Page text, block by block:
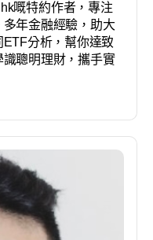
嘅特約作者，專注
年金融經驗，助大
分析，幫你達致
聰明理財，攜手實